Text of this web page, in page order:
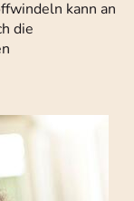
kann an
die